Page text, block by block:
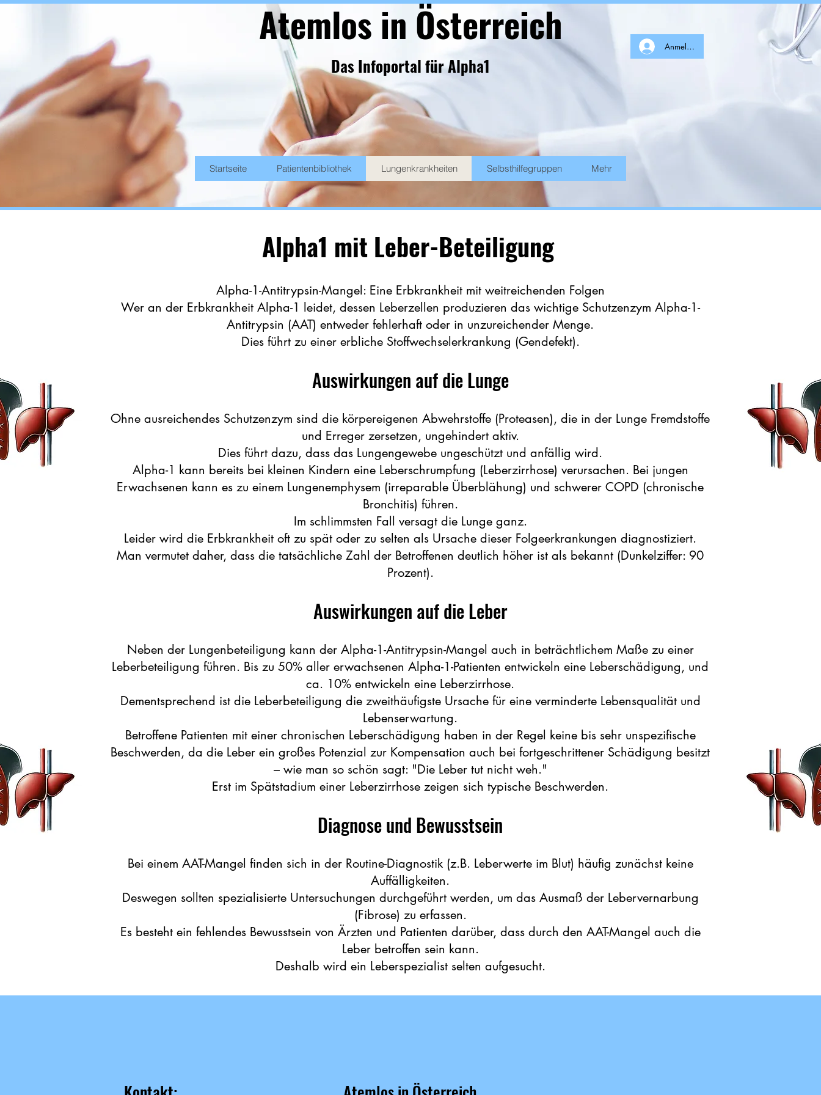
Atemlos in Österreich
Das Infoportal für Alpha1
Startseite Patientenbibliothek Lungenkrankheiten Selbsthilfegruppen Mehr
Anmelden
Alpha1 mit Leber-Beteiligung
Alpha-1-Antitrypsin-Mangel: Eine Erbkrankheit mit weitreichenden Folgen
Wer an der Erbkrankheit Alpha-1 leidet, dessen Leberzellen produzieren das wichtige Schutzenzym Alpha-1-
Antitrypsin (AAT) entweder fehlerhaft oder in unzureichender Menge.
Dies führt zu einer erbliche Stoffwechselerkrankung (Gendefekt).
Auswirkungen auf die Lunge
Ohne ausreichendes Schutzenzym sind die körpereigenen Abwehrstoffe (Proteasen), die in der Lunge Fremdstoffe
und Erreger zersetzen, ungehindert aktiv.
Dies führt dazu, dass das Lungengewebe ungeschützt und anfällig wird.
Alpha-1 kann bereits bei kleinen Kindern eine Leberschrumpfung (Leberzirrhose) verursachen. Bei jungen
Erwachsenen kann es zu einem Lungenemphysem (irreparable Überblähung) und schwerer COPD (chronische
Bronchitis) führen.
Im schlimmsten Fall versagt die Lunge ganz.
Leider wird die Erbkrankheit oft zu spät oder zu selten als Ursache dieser Folgeerkrankungen diagnostiziert.
Man vermutet daher, dass die tatsächliche Zahl der Betroffenen deutlich höher ist als bekannt (Dunkelziffer: 90
Prozent).
Auswirkungen auf die Leber
Neben der Lungenbeteiligung kann der Alpha-1-Antitrypsin-Mangel auch in beträchtlichem Maße zu einer
Leberbeteiligung führen. Bis zu 50% aller erwachsenen Alpha-1-Patienten entwickeln eine Leberschädigung, und
ca. 10% entwickeln eine Leberzirrhose.
Dementsprechend ist die Leberbeteiligung die zweithäufigste Ursache für eine verminderte Lebensqualität und
Lebenserwartung.
Betroffene Patienten mit einer chronischen Leberschädigung haben in der Regel keine bis sehr unspezifische
Beschwerden, da die Leber ein großes Potenzial zur Kompensation auch bei fortgeschrittener Schädigung besitzt
– wie man so schön sagt: "Die Leber tut nicht weh."
Erst im Spätstadium einer Leberzirrhose zeigen sich typische Beschwerden.
Diagnose und Bewusstsein
Bei einem AAT-Mangel finden sich in der Routine-Diagnostik (z.B. Leberwerte im Blut) häufig zunächst keine
Auffälligkeiten.
Deswegen sollten spezialisierte Untersuchungen durchgeführt werden, um das Ausmaß der Lebervernarbung
(Fibrose) zu erfassen.
Es besteht ein fehlendes Bewusstsein von Ärzten und Patienten darüber, dass durch den AAT-Mangel auch die
Leber betroffen sein kann.
Deshalb wird ein Leberspezialist selten aufgesucht.